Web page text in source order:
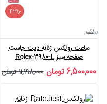
-42%
رولکس
ساعت رولکس زنانه دیت جاست
صفحه سبز Rolex-3980-L
6,500,000 تومان 11,198,000 تومان